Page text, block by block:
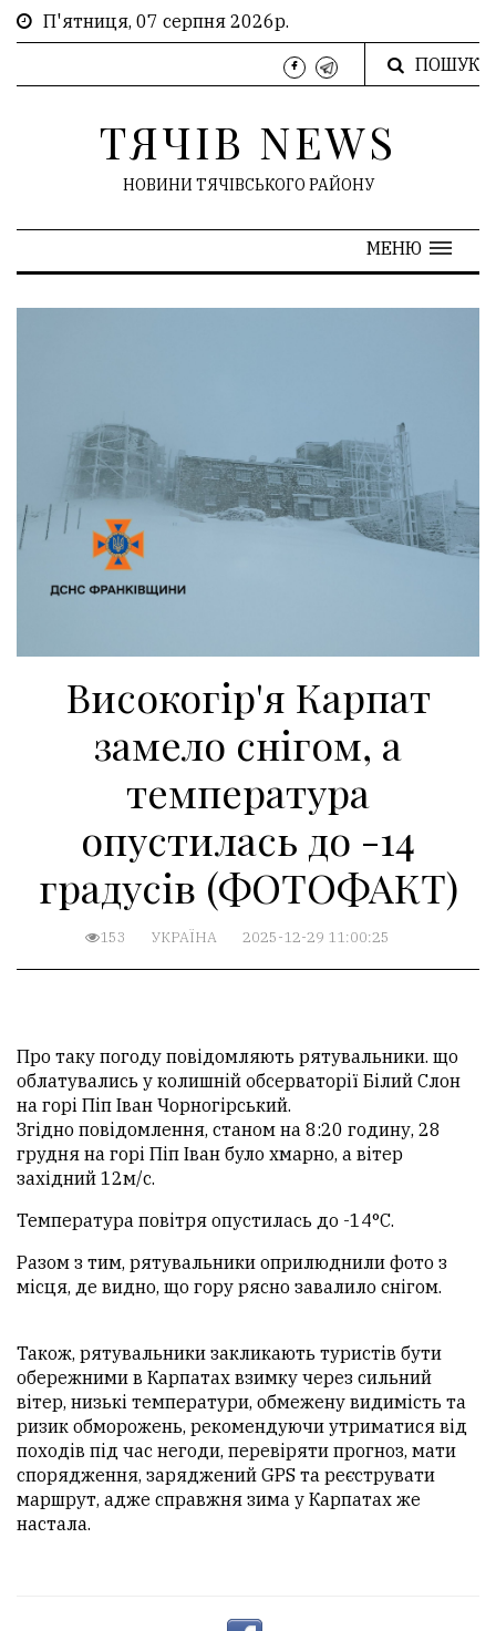
П'ятниця, 07 серпня 2026р.
ПОШУК
ТЯЧІВ NEWS
НОВИНИ ТЯЧІВСЬКОГО РАЙОНУ
МЕНЮ
Високогір'я Карпат
замело снігом, а
температура
опустилась до -14
градусів (ФОТОФАКТ)
153 УКРАЇНА 2025-12-29 11:00:25
Про таку погоду повідомляють рятувальники. що
облатувались у колишній обсерваторії Білий Слон
на горі Піп Іван Чорногірський.
Згідно повідомлення, станом на 8:20 годину, 28
грудня на горі Піп Іван було хмарно, а вітер
західний 12м/с.
Температура повітря опустилась до -14°С.
Разом з тим, рятувальники оприлюднили фото з
місця, де видно, що гору рясно завалило снігом.
Також, рятувальники закликають туристів бути
обережними в Карпатах взимку через сильний
вітер, низькі температури, обмежену видимість та
ризик обморожень, рекомендуючи утриматися від
походів під час негоди, перевіряти прогноз, мати
спорядження, заряджений GPS та реєструвати
маршрут, адже справжня зима у Карпатах же
настала.